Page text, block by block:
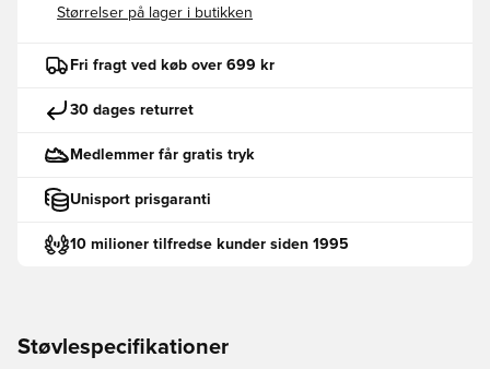
Størrelser på lager i butikken
Fri fragt ved køb over 699 kr
30 dages returret
Medlemmer får gratis tryk
Unisport prisgaranti
10 milioner tilfredse kunder siden 1995
Støvlespecifikationer